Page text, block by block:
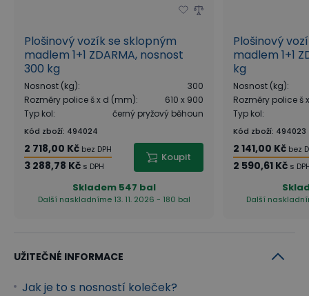
Plošinový vozík se sklopným
madlem 1+1 ZDARMA, nosnost
300 kg
Nosnost (kg):
300
Rozměry police š x d (mm):
610 x 900
Typ kol: černý pryžový běhoun
Kód zboží: 494024
2 718,00 Kč bez DPH
3 288,78 Kč s DPH
Koupit
Skladem 547 bal
Další naskladníme 13. 11. 2026 - 180 bal
Plošinový
madlem 1+1
kg
Nosnost (kg):
Rozměry police š
Typ kol:
Kód zboží: 494023
2 141,00 Kč bez
2 590,61 Kč s
Další
UŽITEČNÉ INFORMACE
Jak je to s nosností koleček?